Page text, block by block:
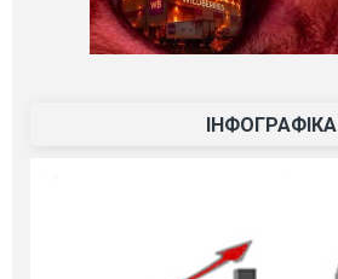
ІНФОГРАФІКА